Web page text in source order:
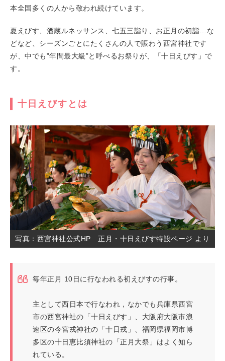
本全国多くの人から敬われ続けています。
夏えびす、酒蔵ルネッサンス、七五三詣り、お正月の初詣…な
どなど、シーズンごとにたくさんの人で賑わう西宮神社です
が、中でも”年間最大級”と呼べるお祭りが、「十日えびす」で
す。
十日えびすとは
写真：西宮神社公式HP 正月・十日えびす特設ページ より
毎年正月 10日に行なわれる初えびすの行事。
主として西日本で行なわれ，なかでも兵庫県西宮
市の西宮神社の「十日えびす」、大阪府大阪市浪
速区の今宮戎神社の「十日戎」、福岡県福岡市博
多区の十日恵比須神社の「正月大祭」はよく知ら
れている。